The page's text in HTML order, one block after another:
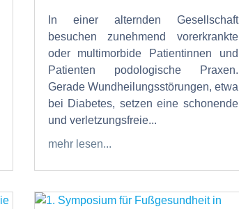
In einer alternden Gesellschaft
besuchen zunehmend vorerkrankte
oder multimorbide Patientinnen und
Patienten podologische Praxen.
Gerade Wundheilungsstörungen, etwa
bei Diabetes, setzen eine schonende
und verletzungsfreie...
mehr lesen...